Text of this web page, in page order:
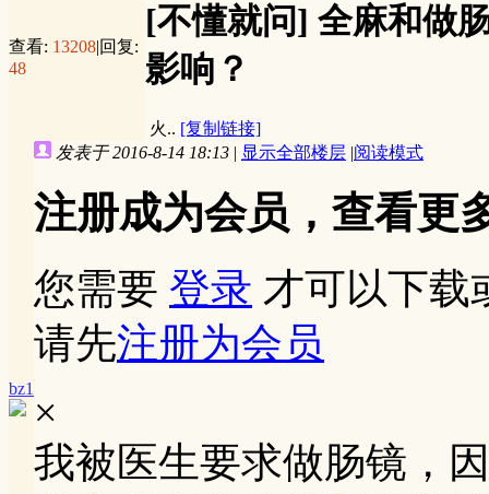
查看: 13208|回复:
48
[不懂就问] 全麻和做
影响？
火.. [复制链接]
bz1
发表于 2016-8-14 18:13 | 显示全部楼层 |阅读模式
注册成为会员，查看更
您需要 登录 才可以下载
请先注册为会员
×
我被医生要求做肠镜，